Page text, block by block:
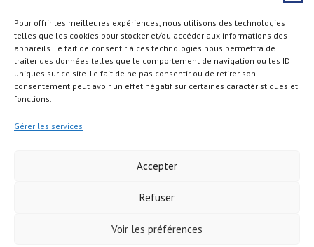
Pour offrir les meilleures expériences, nous utilisons des technologies
telles que les cookies pour stocker et/ou accéder aux informations des
appareils. Le fait de consentir à ces technologies nous permettra de
traiter des données telles que le comportement de navigation ou les ID
uniques sur ce site. Le fait de ne pas consentir ou de retirer son
consentement peut avoir un effet négatif sur certaines caractéristiques et
fonctions.
Gérer les services
Accepter
Refuser
Voir les préférences
Copyright © 2026